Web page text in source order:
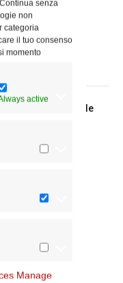
senza
non
categoria
il tuo consenso
momento
active
Manage
del cardinale